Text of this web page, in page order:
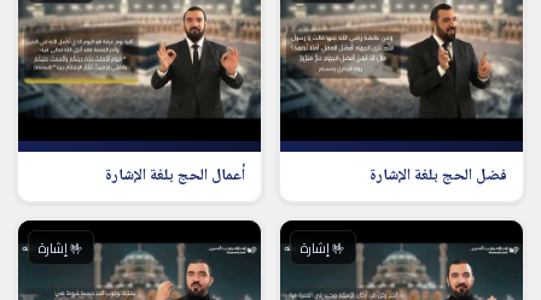
فضل الحج بلغة الإشارة أعمال الحج بلغة الإشارة
🤟 إشارة 🤟 إشارة